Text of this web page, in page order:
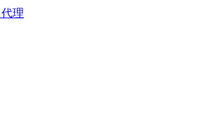
理